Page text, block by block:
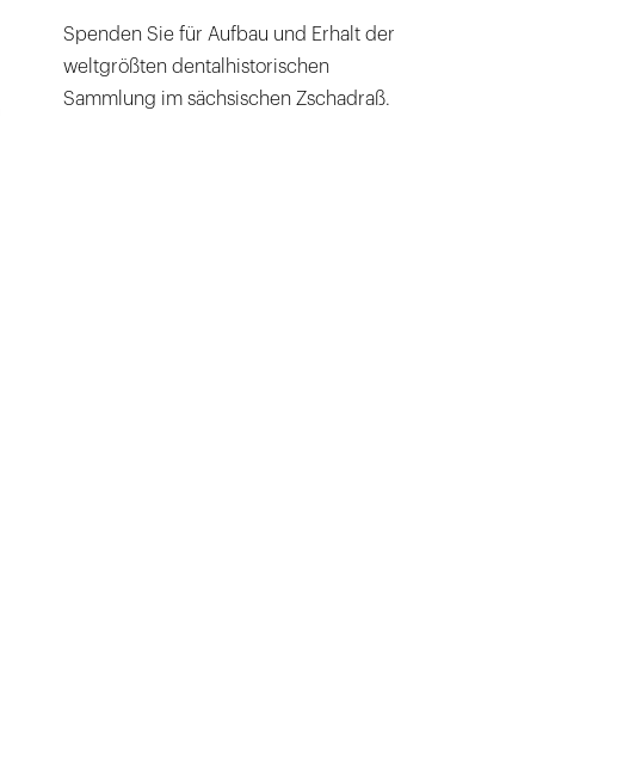
Spenden Sie für Aufbau und Erhalt der
weltgrößten dentalhistorischen
Sammlung im sächsischen Zschadraß.